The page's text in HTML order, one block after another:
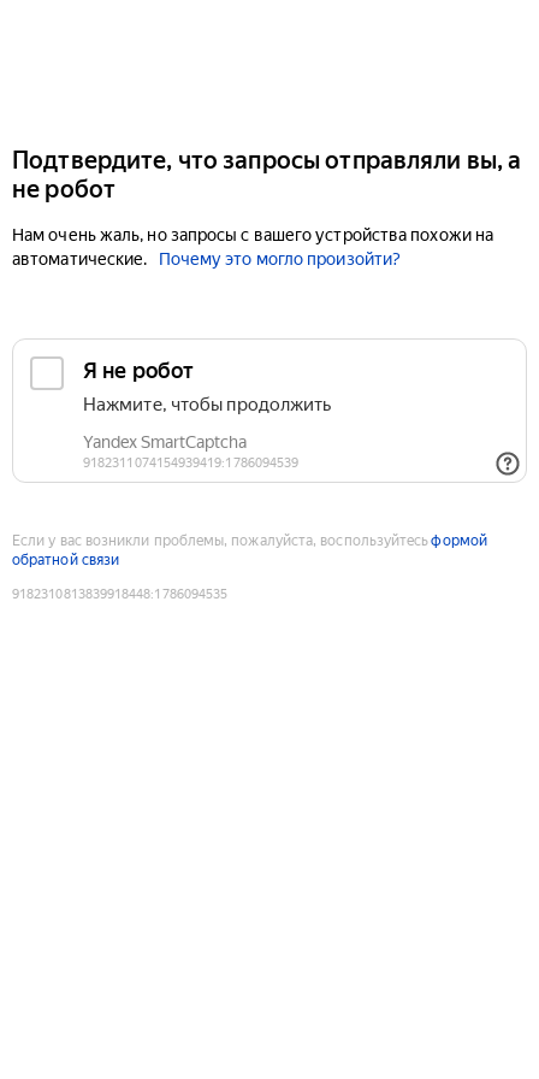
Подтвердите, что запросы отправляли вы, а
не робот
Нам очень жаль, но запросы с вашего устройства похожи на
автоматические.
Почему это могло произойти?
Если у вас возникли проблемы, пожалуйста, воспользуйтесьформой
обратной связи
9182310813839918448:1786094535